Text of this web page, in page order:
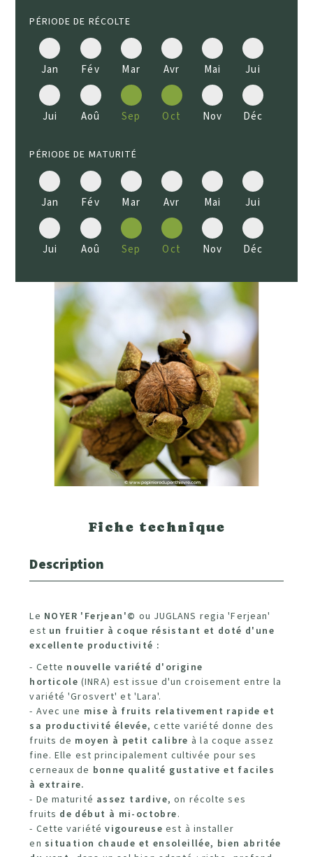
PÉRIODE DE RÉCOLTE
Jan Fév Mar Avr Mai Jui
Jui Aoû Sep Oct Nov Déc
PÉRIODE DE MATURITÉ
Jan Fév Mar Avr Mai Jui
Jui Aoû Sep Oct Nov Déc
Fiche technique
Description
Le NOYER 'Ferjean'© ou JUGLANS regia 'Ferjean'
est un fruitier à coque résistant et doté d'une
excellente productivité :
- Cette nouvelle variété d'origine
horticole (INRA) est issue d'un croisement entre la
variété 'Grosvert' et 'Lara'.
- Avec une mise à fruits relativement rapide et
sa productivité élevée, cette variété donne des
fruits de moyen à petit calibre à la coque assez
fine. Elle est principalement cultivée pour ses
cerneaux de bonne qualité gustative et faciles
à extraire.
- De maturité assez tardive, on récolte ses
fruits de début à mi-octobre.
- Cette variétévigoureuse est à installer
en situation chaude et ensoleillée, bien abritée